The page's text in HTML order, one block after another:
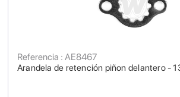
Arandela de retención piñon delantero -
Referencia : AE8467